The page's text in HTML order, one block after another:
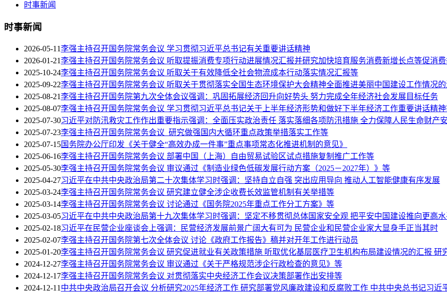
时事新闻
时事新闻
2026-05-11李强主持召开国务院常务会议 学习贯彻习近平总书记有关重要讲话精神
2026-01-21李强主持召开国务院常务会议 听取提振消费专项行动进展情况汇报并研究加快培育服务消费新增长点等促消
2025-10-24李强主持召开国务院常务会议 听取关于有效降低全社会物流成本行动落实情况汇报等
2025-09-22李强主持召开国务院常务会议 听取关于贯彻落实全国生态环境保护大会精神全面推进美丽中国建设工作情况
2025-08-21李强主持召开国务院第九次全体会议强调：巩固拓展经济回升向好势头 努力完成全年经济社会发展目标任务
2025-08-07李强主持召开国务院常务会议 学习贯彻习近平总书记关于上半年经济形势和做好下半年经济工作重要讲话精
2025-07-30习近平对防汛救灾工作作出重要指示强调：全面压实政治责任 落实落细各项防汛措施 全力保障人民生命财产
2025-07-23李强主持召开国务院常务会议 研究做强国内大循环重点政策举措落实工作等
2025-07-15国务院办公厅印发《关于健全“高效办成一件事”重点事项常态化推进机制的意见》
2025-06-16李强主持召开国务院常务会议 部署中国（上海）自由贸易试验区试点措施复制推广工作等
2025-05-30李强主持召开国务院常务会议 审议通过《制造业绿色低碳发展行动方案（2025－2027年）》等
2025-04-27习近平在中共中央政治局第二十次集体学习时强调：坚持自立自强 突出应用导向 推动人工智能健康有序发展
2025-03-24李强主持召开国务院常务会议 研究建立健全涉企收费长效监管机制有关举措等
2025-03-14李强主持召开国务院常务会议 讨论通过《国务院2025年重点工作分工方案》等
2025-03-05习近平在中共中央政治局第十九次集体学习时强调：坚定不移贯彻总体国家安全观 把平安中国建设推向更高
2025-02-18习近平在民营企业座谈会上强调：民营经济发展前景广阔大有可为 民营企业和民营企业家大显身手正当其时
2025-02-07李强主持召开国务院第七次全体会议 讨论《政府工作报告》稿并对开年工作进行动员
2025-01-20李强主持召开国务院常务会议 研究促进就业有关政策措施 听取优化基层医疗卫生机构布局建设情况的汇报 研
2024-12-27李强主持召开国务院常务会议 审议通过《关于严格规范涉企行政检查的意见》等
2024-12-17李强主持召开国务院常务会议 对贯彻落实中央经济工作会议决策部署作出安排等
2024-12-11中共中央政治局召开会议 分析研究2025年经济工作 研究部署党风廉政建设和反腐败工作 中共中央总书记习近